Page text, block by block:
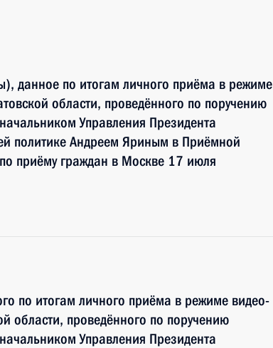
данное по итогам личного приёма в режиме
области, проведённого по поручению
Управления Президента
политике Андреем Яриным в Приёмной
приёму граждан в Москве 17 июля
по итогам личного приёма в режиме видео-
области, проведённого по поручению
Управления Президента